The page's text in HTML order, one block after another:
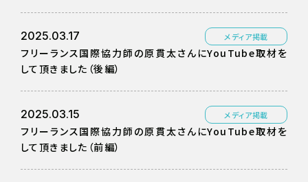
2025.03.17 メディア掲載
フリーランス国際協力師の原貫太さんにYouTube取材を
して頂きました（後編）
2025.03.15 メディア掲載
フリーランス国際協力師の原貫太さんにYouTube取材を
して頂きました（前編）